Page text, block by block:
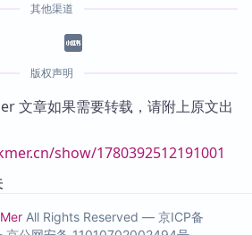
其他渠道
版权声明
文章如果需要转载，请附上原文出
show/1780392512191001
All Rights Reserved — 京ICP备